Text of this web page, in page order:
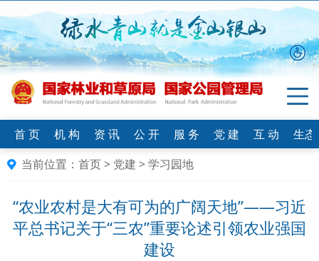
首 页 机 构 资 讯 公 开 服 务 党 建 互 动
生
当前位置： 首页> 党建 >学习园地
“农业农村是大有可为的广阔天地”——习近
平总书记关于“三农”重要论述引领农业强国
建设